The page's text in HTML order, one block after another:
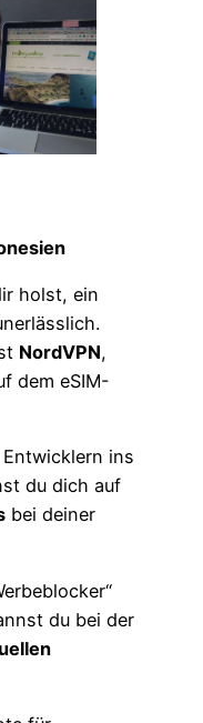
holst, ein
NordVPN,
dem eSIM-
ins
du dich auf
bei deiner
du bei der